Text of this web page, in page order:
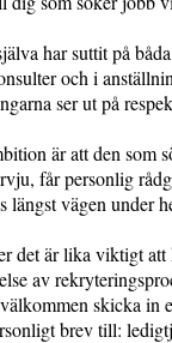
har suttit på
och i
ser ut på
är att den som
får personlig
längst vägen under
det är lika viktigt
av
skicka in
brev till: